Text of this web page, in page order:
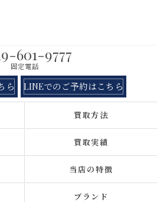
601-9777
固定電話
ら LINEでのご予約はこちら
買取方法
買取実績
当店の特徴
ブランド